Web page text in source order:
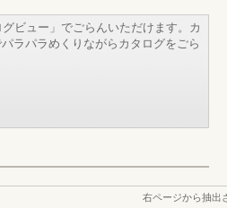
ビュー」でごらんいただけます。カ
ラパラめくりながらカタログをごら
右ページから抽出